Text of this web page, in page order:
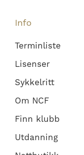
Info
Terminliste
Lisenser
Sykkelritt
Om NCF
Finn klubb
Utdanning